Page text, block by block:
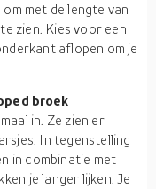
met de lengte van
zien. Kies voor een
aflopen om je
broek
in. Ze zien er
In tegenstelling
in combinatie met
je langer lijken. Je